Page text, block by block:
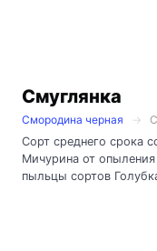
Смуглянка
Смородина черная
Сорт среднего срока
Мичурина от
пыльцы сортов